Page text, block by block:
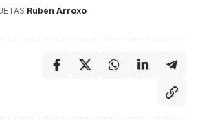
Rubén Arroxo